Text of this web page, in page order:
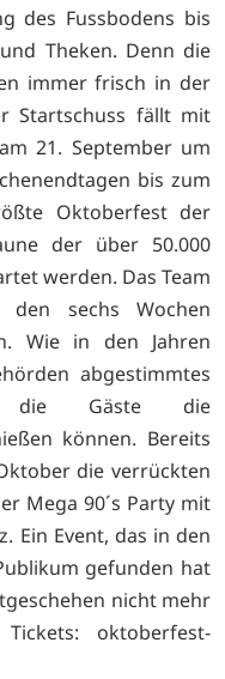
des Fussbodens bis
Theken. Denn die
immer frisch in der
Startschuss fällt mit
21. September um
bis zum
Oktoberfest der
der über 50.000
werden. Das Team
sechs Wochen
Wie in den Jahren
abgestimmtes
die Gäste die
können. Bereits
die verrückten
Mega 90´s Party mit
Ein Event, das in den
gefunden hat
nicht mehr
oktoberfest-